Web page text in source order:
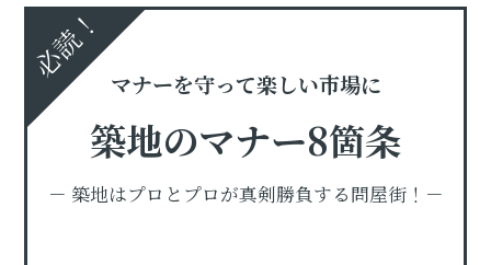
必読！
マナーを守って楽しい市場に
築地のマナー8箇条
－ 築地はプロとプロが真剣勝負する問屋街！－